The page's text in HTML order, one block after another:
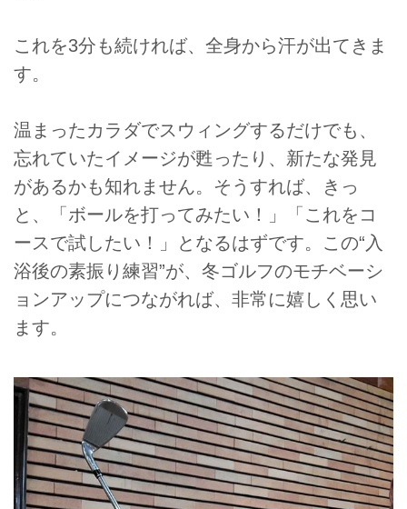
これを3分も続ければ、全身から汗が出てきま
す。
温まったカラダでスウィングするだけでも、
忘れていたイメージが甦ったり、新たな発見
があるかも知れません。そうすれば、きっ
と、「ボールを打ってみたい！」「これをコ
ースで試したい！」となるはずです。この“入
浴後の素振り練習”が、冬ゴルフのモチベーシ
ョンアップにつながれば、非常に嬉しく思い
ます。